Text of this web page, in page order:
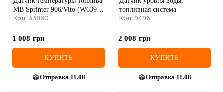
MB Sprinter 906/Vito (W639)
2.2 06- (M12x1.25)
Код: 33880
1 008 грн
КУПИТЬ
Отправка 11.08
топливная система
Код: 9496
2 008 грн
КУПИТЬ
Отправка 11.08